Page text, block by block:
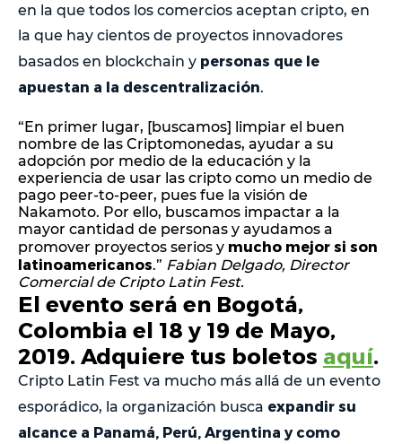
en la que todos los comercios aceptan cripto, en
la que hay cientos de proyectos innovadores
basados en blockchain y personas que le
apuestan a la descentralización.
“En primer lugar, [buscamos] limpiar el buen
nombre de las Criptomonedas, ayudar a su
adopción por medio de la educación y la
experiencia de usar las cripto como un medio de
pago peer-to-peer, pues fue la visión de
Nakamoto. Por ello, buscamos impactar a la
mayor cantidad de personas y ayudamos a
promover proyectos serios y mucho mejor si son
latinoamericanos.” Fabian Delgado, Director
Comercial de Cripto Latin Fest.
El evento será en Bogotá,
Colombia el 18 y 19 de Mayo,
2019. Adquiere tus boletos aquí.
Cripto Latin Fest va mucho más allá de un evento
esporádico, la organización busca expandir su
alcance a Panamá, Perú, Argentina y como